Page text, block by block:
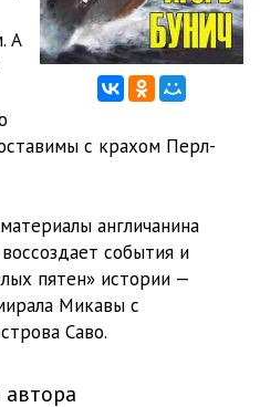
17:53
А
с крахом Перл-
англичанина
события и
пятен» истории —
Микавы с
Саво.